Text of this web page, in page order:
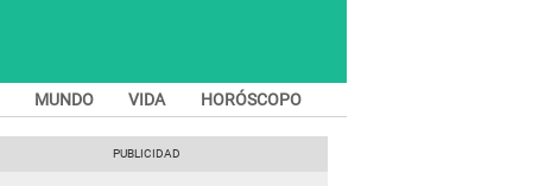
MUNDO VIDA HORÓSCOPO